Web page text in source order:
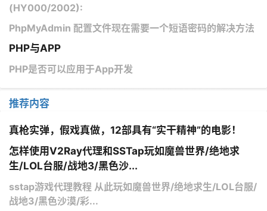
(HY000/2002):
PhpMyAdmin 配置文件现在需要一个短语密码的解决方法
PHP与APP
PHP是否可以应用于App开发
推荐内容
真枪实弹，假戏真做，12部具有“实干精神”的电影！
怎样使用V2Ray代理和SSTap玩如魔兽世界/绝地求
生/LOL台服/战地3/黑色沙...
sstap游戏代理教程 从此玩如魔兽世界/绝地求生/LOL台服/
战地3/黑色沙漠/彩...